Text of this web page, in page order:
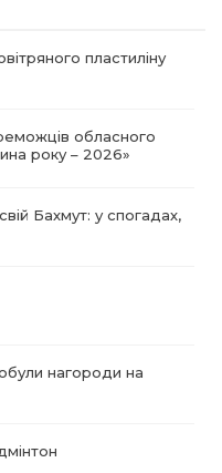
пластиліну
обласного
року – 2026»
Бахмут: у спогадах,
нагороди на